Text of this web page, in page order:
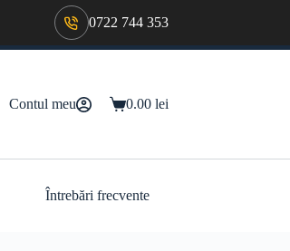
0722 744 353
Contul meu
Coș0.00 lei
Întrebări frecvente